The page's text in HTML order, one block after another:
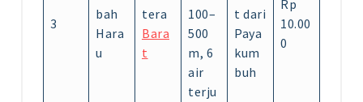
3
bah
Hara
u
tera
Bara
t
100–
500
m, 6
air
terju
t dari
Paya
kum
buh
Rp
10.00
0